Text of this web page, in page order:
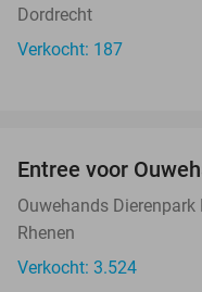
Dordrecht
Verkocht: 187
Entree voor
Ouwehands Dierenpark
Rhenen
Verkocht: 3.524